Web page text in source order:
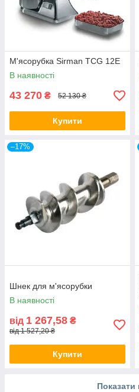
М'ясорубка Sirman TCG 12E
В наявності
43 270 ₴ 52 130 ₴
Купити
–17%
Шнек для м'ясорубки
В наявності
від 1 267,58 ₴
від 1 527,20 ₴
Купити
Показати